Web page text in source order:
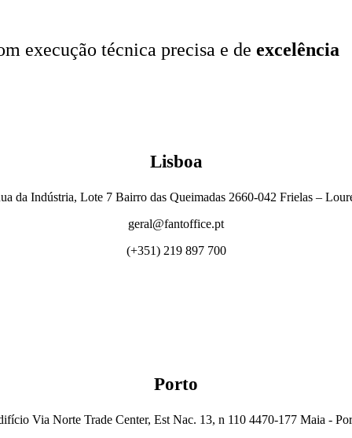
execução técnica precisa e de excelência
Lisboa
da Indústria, Lote 7 Bairro das Queimadas 2660-042 Frielas –
geral@fantoffice.pt
(+351) 219 897 700
Porto
Via Norte Trade Center, Est Nac. 13, n 110 4470-177 Maia -